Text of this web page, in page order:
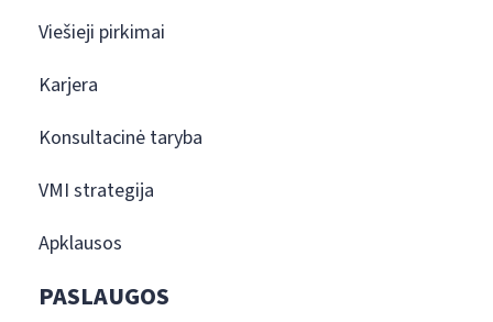
Viešieji pirkimai
Karjera
Konsultacinė taryba
VMI strategija
Apklausos
PASLAUGOS